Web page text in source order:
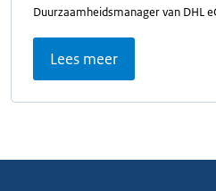
Duurzaamheidsmanager van DHL
Lees meer